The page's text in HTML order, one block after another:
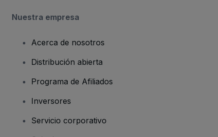
Nuestra empresa
Acerca de nosotros
Distribución abierta
Programa de Afiliados
Inversores
Servicio corporativo